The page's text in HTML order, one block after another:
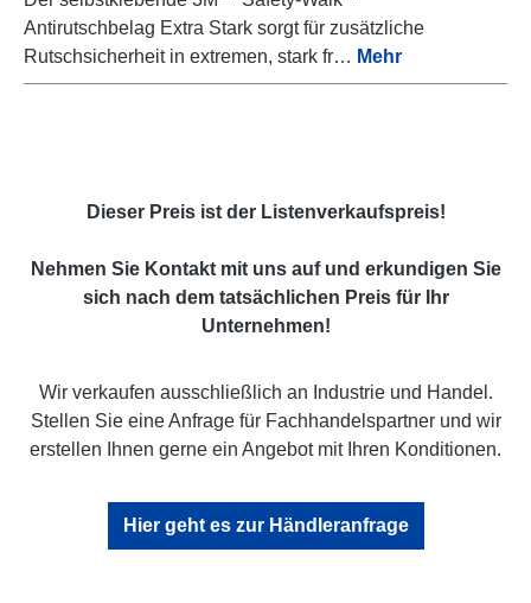
Antirutschbelag Extra Stark sorgt für zusätzliche
Rutschsicherheit in extremen, stark fr… Mehr
Dieser Preis ist der Listenverkaufspreis!
Nehmen Sie Kontakt mit uns auf und erkundigen Sie
sich nach dem tatsächlichen Preis für Ihr
Unternehmen!
Wir verkaufen ausschließlich an Industrie und Handel.
Stellen Sie eine Anfrage für Fachhandelspartner und wir
erstellen Ihnen gerne ein Angebot mit Ihren Konditionen.
Hier geht es zur Händleranfrage